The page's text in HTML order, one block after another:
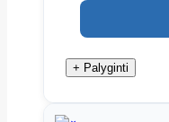
+ Palyginti